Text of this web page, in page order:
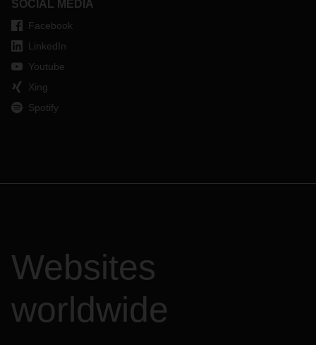
SOCIAL MEDIA
Facebook
LinkedIn
Youtube
Xing
Spotify
Websites
worldwide